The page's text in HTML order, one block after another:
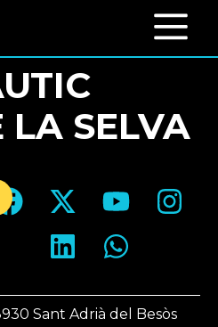
LA SELVA
Sant Adrià del Besòs